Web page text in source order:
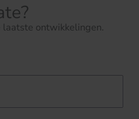
ontwikkelingen.